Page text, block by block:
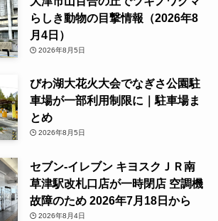
らしき動物の目撃情報（2026年8
月4日）
2026年8月5日
びわ湖大花火大会でなぎさ公園駐
車場が一部利用制限に｜駐車場ま
とめ
2026年8月5日
セブン-イレブン キヨスクＪＲ南
草津駅改札口店が一時閉店 空調機
故障のため 2026年7月18日から
2026年8月4日